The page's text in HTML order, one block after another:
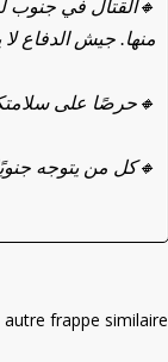
🔸القتال في جنوب
منها. جيش الدفاع
🔸حرصًا على
🔸كل من يتوجه
frappe similaire